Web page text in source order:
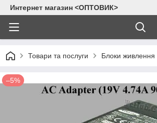
Интернет магазин <ОПТОВИК>
Товари та послуги Блоки живлення
–5%